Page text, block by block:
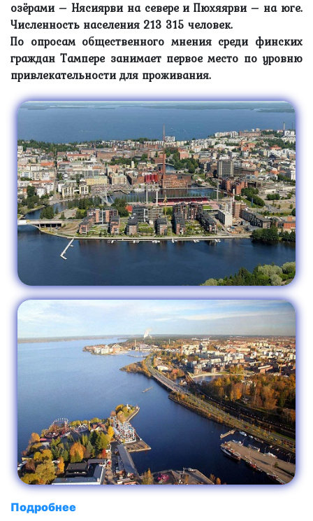
озёрами – Нясиярви на севере и Пюхяярви – на юге.
Численность населения 213 315 человек.
По опросам общественного мнения среди финских
граждан Тампере занимает первое место по уровню
привлекательности для проживания.
Подробнее